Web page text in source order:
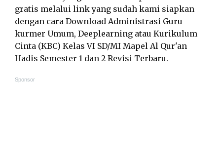
gratis melalui link yang sudah kami siapkan
dengan cara Download Administrasi Guru
kurmer Umum, Deeplearning atau Kurikulum
Cinta (KBC) Kelas VI SD/MI Mapel Al Qur'an
Hadis Semester 1 dan 2 Revisi Terbaru.
Sponsor